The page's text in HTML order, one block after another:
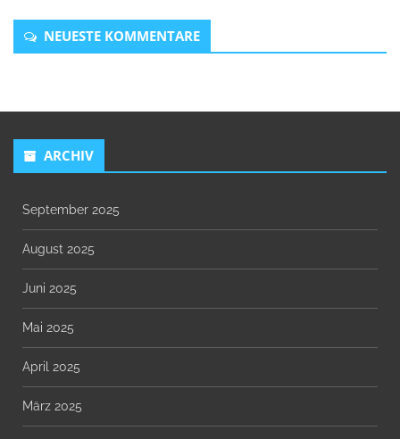
NEUESTE KOMMENTARE
ARCHIV
September 2025
August 2025
Juni 2025
Mai 2025
April 2025
März 2025